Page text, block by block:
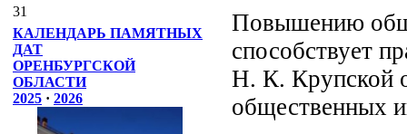
31
КАЛЕНДАРЬ ПАМЯТНЫХ
ДАТ
ОРЕНБУРГСКОЙ
ОБЛАСТИ
2025 · 2026
Повышению
способствует
Н. К. Крупской
общественных